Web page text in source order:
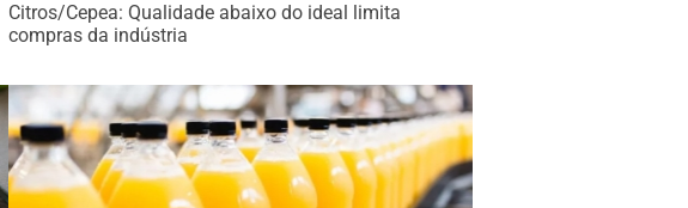
Citros/Cepea: Qualidade abaixo do ideal limita
compras da indústria